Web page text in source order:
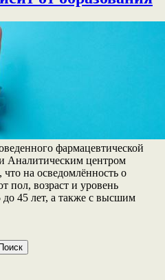
фармацевтической
Аналитическим центром
на осведомлённость о
пол, возраст и уровень
45 лет, а также с высшим